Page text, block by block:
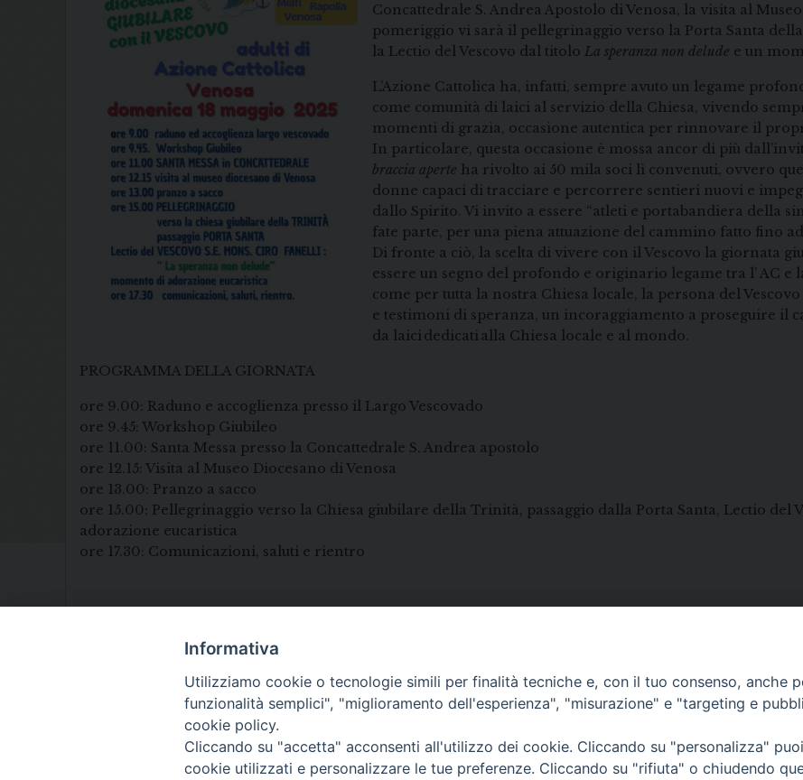
Concattedrale S. Andrea Apostolo di Venosa, la visita al
pomeriggio vi sarà il pellegrinaggio verso la Porta Santa
la Lectio del Vescovo dal titolo La speranza non delude e un
L’Azione Cattolica ha, infatti, sempre avuto un legame
come comunità di laici al servizio della Chiesa, vivendo
momenti di grazia, occasione autentica per rinnovare il
In particolare, questa occasione è mossa ancor di più
braccia aperte ha rivolto ai 50 mila soci lì convenuti, ovvero
donne capaci di tracciare e percorrere sentieri nuovi e
dallo Spirito. Vi invito a essere “atleti e portabandiera della
fate parte, per una piena attuazione del cammino fatto fino ad
Di fronte a ciò, la scelta di vivere con il Vescovo la giornata
essere un segno del profondo e originario legame tra l’ AC e
come per tutta la nostra Chiesa locale, la persona del
e testimoni di speranza, un incoraggiamento a proseguire il
da laici dedicati alla Chiesa locale e al mondo.
PROGRAMMA DELLA GIORNATA
ore 9.00: Raduno e accoglienza presso il Largo Vescovado
ore 9.45: Workshop Giubileo
ore 11.00: Santa Messa presso la Concattedrale S. Andrea apostolo
ore 12.15: Visita al Museo Diocesano di Venosa
ore 13.00: Pranzo a sacco
ore 15.00: Pellegrinaggio verso la Chiesa giubilare della Trinità, passaggio dalla Porta Santa, Lectio del
adorazione eucaristica
ore 17.30: Comunicazioni, saluti e rientro
Informativa
Utilizziamo cookie o tecnologie simili per finalità tecniche e, con il tuo consenso, anche
funzionalità semplici", "miglioramento dell'esperienza", "misurazione" e "targeting e
cookie policy.
Cliccando su "accetta" acconsenti all'utilizzo dei cookie. Cliccando su "personalizza"
cookie utilizzati e personalizzare le tue preferenze. Cliccando su "rifiuta" o chiudendo